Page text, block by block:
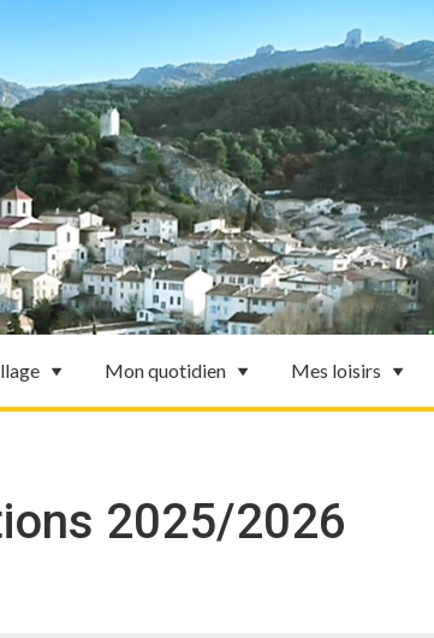
Mon quotidien Mes loisirs
2025/2026